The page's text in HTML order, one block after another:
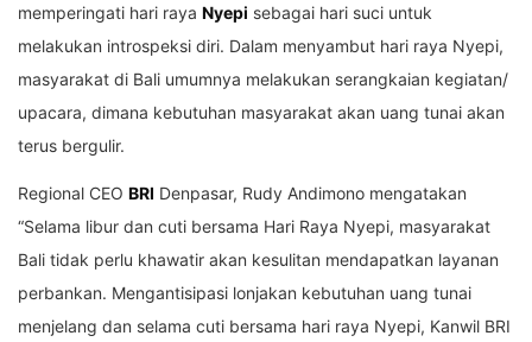
memperingati hari raya Nyepi sebagai hari suci untuk
melakukan introspeksi diri. Dalam menyambut hari raya Nyepi,
masyarakat di Bali umumnya melakukan serangkaian kegiatan/
upacara, dimana kebutuhan masyarakat akan uang tunai akan
terus bergulir.
Regional CEO BRI Denpasar, Rudy Andimono mengatakan
“Selama libur dan cuti bersama Hari Raya Nyepi, masyarakat
Bali tidak perlu khawatir akan kesulitan mendapatkan layanan
perbankan. Mengantisipasi lonjakan kebutuhan uang tunai
menjelang dan selama cuti bersama hari raya Nyepi, Kanwil BRI